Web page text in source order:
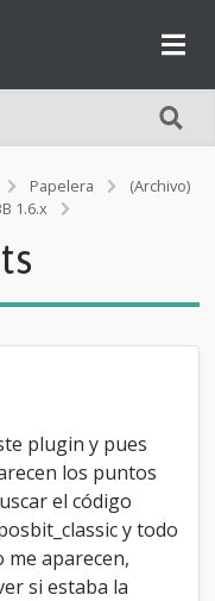
Papelera
(Archivo)
1.6.x
s
i
n
t
s
plugin y pues
los puntos
el código
y todo
aparecen,
si estaba la